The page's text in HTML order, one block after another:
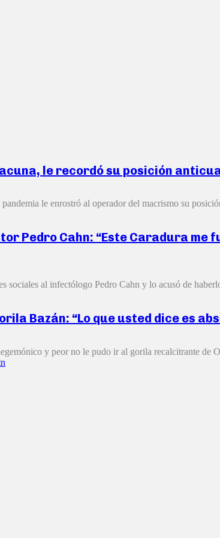
le recordó su posición
le enrostró al operador del macrismo su
Pedro Cahn: “Este Caradura
sociales al infectólogo Pedro Cahn y lo acusó de
Bazán: “Lo que usted dice es
y peor no le pudo ir al gorila recalcitrante de